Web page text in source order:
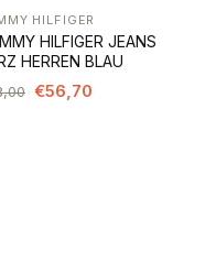
HILFIGER
HILFIGER JEANS
HERREN BLAU
€56,70